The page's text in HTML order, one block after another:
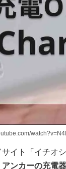
イト「イチオシ
ンカーの充電